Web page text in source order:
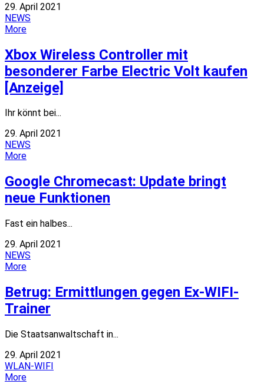
29. April 2021
NEWS
More
Xbox Wireless Controller mit
besonderer Farbe Electric Volt kaufen
[Anzeige]
Ihr könnt bei...
29. April 2021
NEWS
More
Google Chromecast: Update bringt
neue Funktionen
Fast ein halbes...
29. April 2021
NEWS
More
Betrug: Ermittlungen gegen Ex-WIFI-
Trainer
Die Staatsanwaltschaft in...
29. April 2021
WLAN-WIFI
More